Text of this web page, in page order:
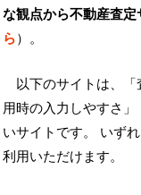
な観点から不動産査
ら）。
以下のサイトは、
用時の入力しやすさ
いサイトです。 いず
利用いただけます。